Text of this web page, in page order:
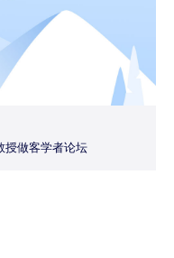
授做客学者论坛